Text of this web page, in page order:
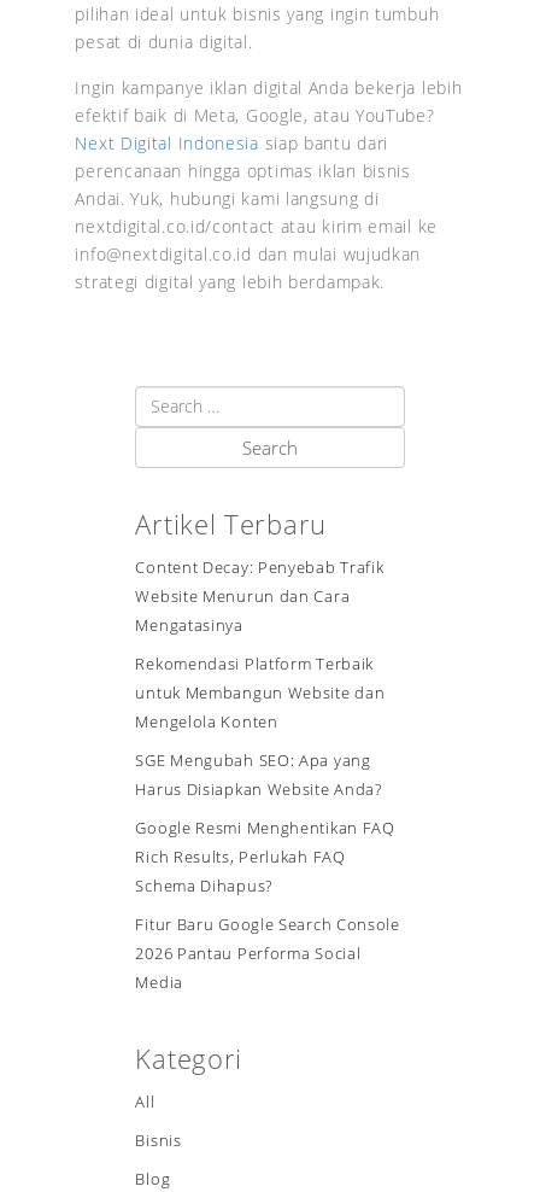
pilihan ideal untuk bisnis yang ingin tumbuh
pesat di dunia digital.
Ingin kampanye iklan digital Anda bekerja lebih
efektif baik di Meta, Google, atau YouTube?
Next Digital Indonesia siap bantu dari
perencanaan hingga optimas iklan bisnis
Andai. Yuk, hubungi kami langsung di
nextdigital.co.id/contact atau kirim email ke
info@nextdigital.co.id dan mulai wujudkan
strategi digital yang lebih berdampak.
Artikel Terbaru
Content Decay: Penyebab Trafik
Website Menurun dan Cara
Mengatasinya
Rekomendasi Platform Terbaik
untuk Membangun Website dan
Mengelola Konten
SGE Mengubah SEO: Apa yang
Harus Disiapkan Website Anda?
Google Resmi Menghentikan FAQ
Rich Results, Perlukah FAQ
Schema Dihapus?
Fitur Baru Google Search Console
2026 Pantau Performa Social
Media
Kategori
All
Bisnis
Blog